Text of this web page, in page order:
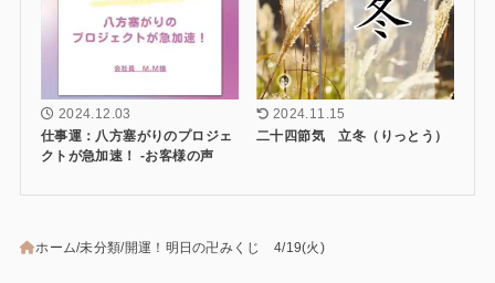
2024.12.03
仕事運：八方塞がりのプロジェ
クトが急加速！ -お客様の声
2024.11.15
二十四節気 立冬（りっとう）
ホーム 未分類 開運！明日の卍みくじ 4/19(火)